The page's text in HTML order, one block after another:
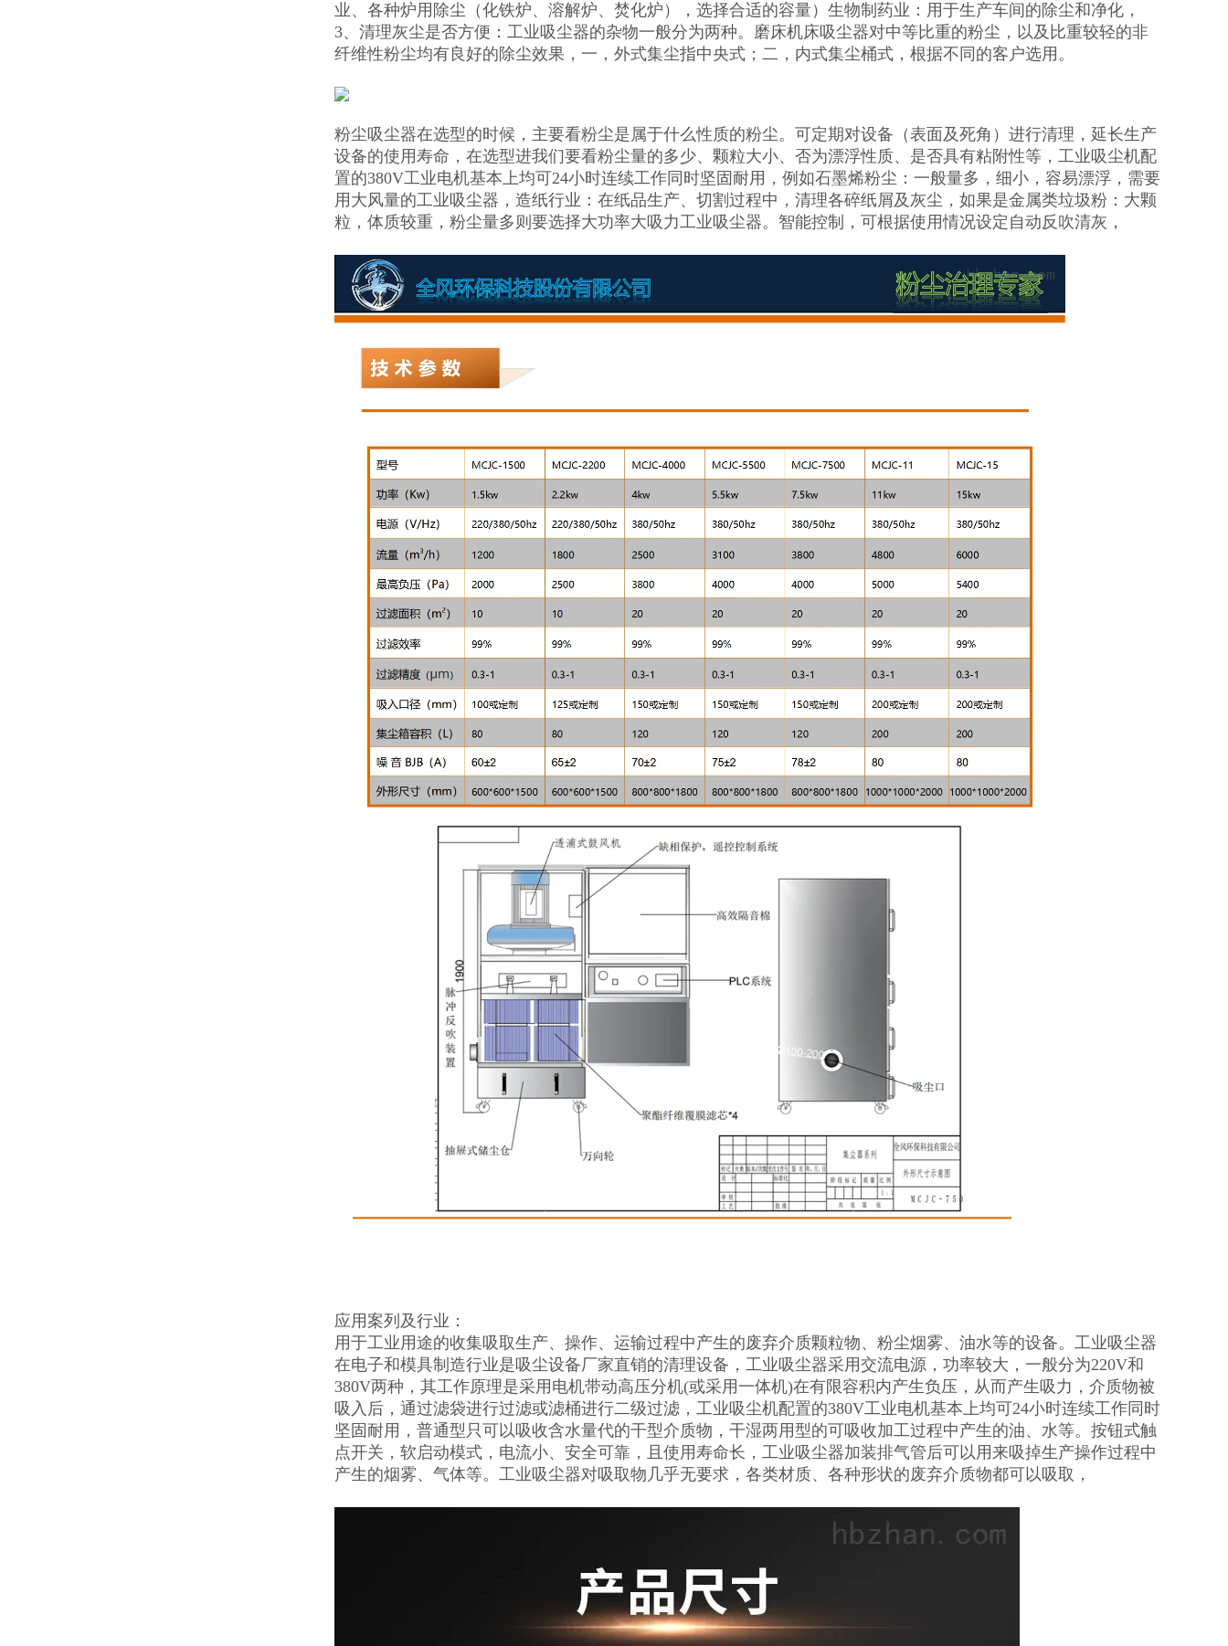
业、各种炉用除尘（化铁炉、溶解炉、焚化炉），选择合适的容量）生物制药业：用于生产车间的除尘和净化，
3、清理灰尘是否方便：工业吸尘器的杂物一般分为两种。磨床机床吸尘器对中等比重的粉尘，以及比重较轻的非
纤维性粉尘均有良好的除尘效果，一，外式集尘指中央式；二，内式集尘桶式，根据不同的客户选用。
粉尘吸尘器在选型的时候，主要看粉尘是属于什么性质的粉尘。可定期对设备（表面及死角）进行清理，延长生产
设备的使用寿命，在选型进我们要看粉尘量的多少、颗粒大小、否为漂浮性质、是否具有粘附性等，工业吸尘机配
置的380V工业电机基本上均可24小时连续工作同时坚固耐用，例如石墨烯粉尘：一般量多，细小，容易漂浮，需要
用大风量的工业吸尘器，造纸行业：在纸品生产、切割过程中，清理各碎纸屑及灰尘，如果是金属类垃圾粉：大颗
粒，体质较重，粉尘量多则要选择大功率大吸力工业吸尘器。智能控制，可根据使用情况设定自动反吹清灰，
应用案列及行业：
用于工业用途的收集吸取生产、操作、运输过程中产生的废弃介质颗粒物、粉尘烟雾、油水等的设备。工业吸尘器
在电子和模具制造行业是吸尘设备厂家直销的清理设备，工业吸尘器采用交流电源，功率较大，一般分为220V和
380V两种，其工作原理是采用电机带动高压分机(或采用一体机)在有限容积内产生负压，从而产生吸力，介质物被
吸入后，通过滤袋进行过滤或滤桶进行二级过滤，工业吸尘机配置的380V工业电机基本上均可24小时连续工作同时
坚固耐用，普通型只可以吸收含水量代的干型介质物，干湿两用型的可吸收加工过程中产生的油、水等。按钮式触
点开关，软启动模式，电流小、安全可靠，且使用寿命长，工业吸尘器加装排气管后可以用来吸掉生产操作过程中
产生的烟雾、气体等。工业吸尘器对吸取物几乎无要求，各类材质、各种形状的废弃介质物都可以吸取，